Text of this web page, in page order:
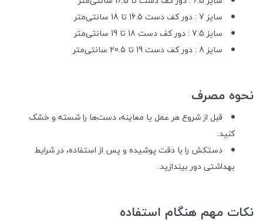
سایز 7 : دور کف دست 16.5 تا 18 سانتی‌متر
سایز 7.5 : دور کف دست 18 تا 19 سانتی‌متر
سایز 8 : دور کف دست 19 تا 20.5 سانتی‌متر
نحوه مصرف
قبل از شروع هر عمل یا معاینه، دست‌ها را شسته و خشک
کنید.
دستکش را با دقت پوشیده و پس از استفاده، در شرایط
بهداشتی دور بیندازید.
نکات مهم هنگام استفاده